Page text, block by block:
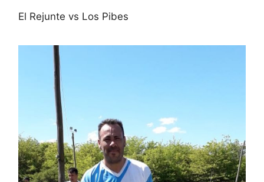
El Rejunte vs Los Pibes